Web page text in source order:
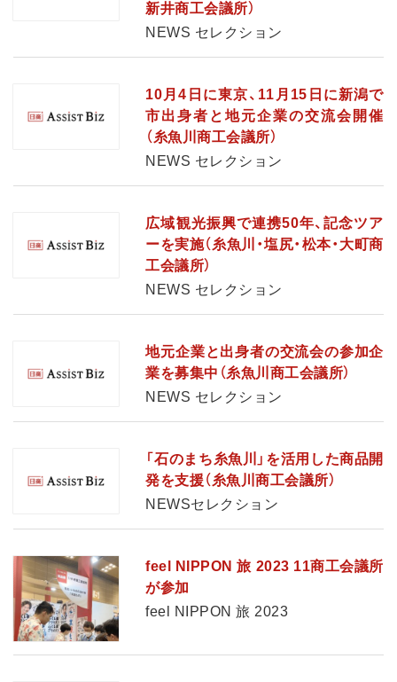
新井商工会議所）
NEWS セレクション
10月4日に東京、11月15日に新潟で
市出身者と地元企業の交流会開催
（糸魚川商工会議所）
NEWS セレクション
広域観光振興で連携50年、記念ツア
ーを実施（糸魚川・塩尻・松本・大町商
工会議所）
NEWS セレクション
地元企業と出身者の交流会の参加企
業を募集中（糸魚川商工会議所）
NEWS セレクション
「石のまち糸魚川」を活用した商品開
発を支援（糸魚川商工会議所）
NEWSセレクション
feel NIPPON 旅 2023 11商工会議所
が参加
feel NIPPON 旅 2023